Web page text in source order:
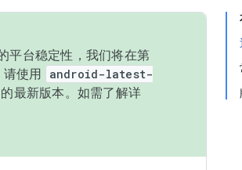
平台稳定性，我们将在第
使用
android-latest-
最新版本。如需了解详